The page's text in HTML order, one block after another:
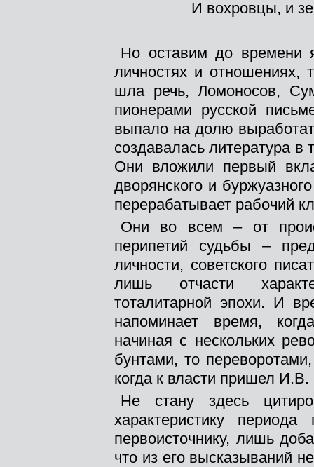
И вохровцы, и
Но оставим до времени
личностях и отношениях,
шла речь, Ломоносов,
пионерами русской
выпало на долю
создавалась литература
Они вложили первый
дворянского и
перерабатывает рабочий
Они во всем – от
перипетий судьбы –
личности, советского
лишь отчасти
тоталитарной эпохи. И
напоминает время,
начиная с нескольких
бунтами, то
когда к власти пришел
Не стану здесь
характеристику
первоисточнику, лишь
что из его высказываний